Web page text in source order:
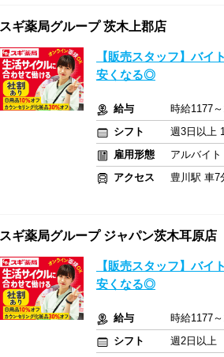
スギ薬局グループ 茨木上郡店
【販売スタッフ】バ
安くなる◎
給与
時給1177
シフト
週3日以上
雇用形態
アルバイト
アクセス
豊川駅 車7
スギ薬局グループ ジャパン茨木耳原店
【販売スタッフ】バ
安くなる◎
給与
時給1177
シフト
週2日以上